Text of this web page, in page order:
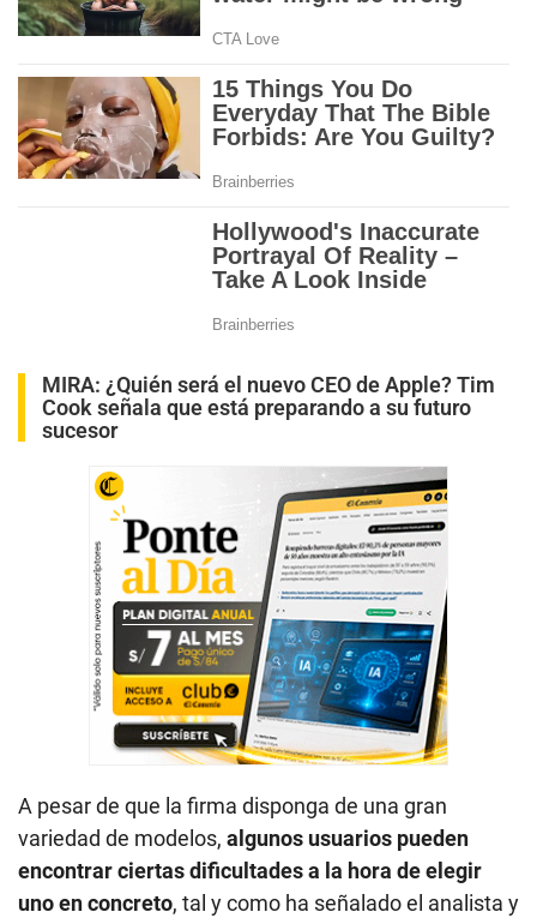
MIRA: ¿Quién será el nuevo CEO de Apple? Tim
Cook señala que está preparando a su futuro
sucesor
A pesar de que la firma disponga de una gran
variedad de modelos, algunos usuarios pueden
encontrar ciertas dificultades a la hora de elegir
uno en concreto, tal y como ha señalado el analista y